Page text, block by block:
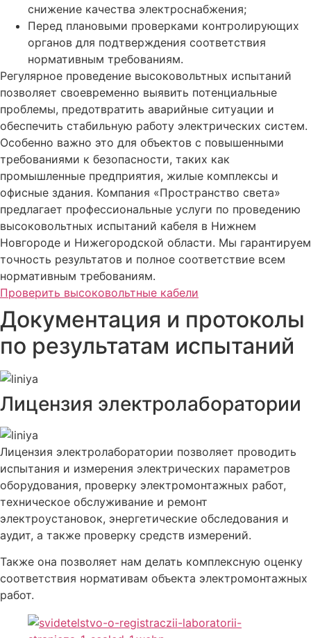
снижение качества электроснабжения;
Перед плановыми проверками контролирующих
органов для подтверждения соответствия
нормативным требованиям.
Регулярное проведение высоковольтных испытаний
позволяет своевременно выявить потенциальные
проблемы, предотвратить аварийные ситуации и
обеспечить стабильную работу электрических систем.
Особенно важно это для объектов с повышенными
требованиями к безопасности, таких как
промышленные предприятия, жилые комплексы и
офисные здания. Компания «Пространство света»
предлагает профессиональные услуги по проведению
высоковольтных испытаний кабеля в Нижнем
Новгороде и Нижегородской области. Мы гарантируем
точность результатов и полное соответствие всем
нормативным требованиям.
Проверить высоковольтные кабели
Документация и протоколы
по результатам испытаний
Лицензия электролаборатории
Лицензия электролаборатории позволяет проводить
испытания и измерения электрических параметров
оборудования, проверку электромонтажных работ,
техническое обслуживание и ремонт
электроустановок, энергетические обследования и
аудит, а также проверку средств измерений.
Также она позволяет нам делать комплексную оценку
соответствия нормативам объекта электромонтажных
работ.